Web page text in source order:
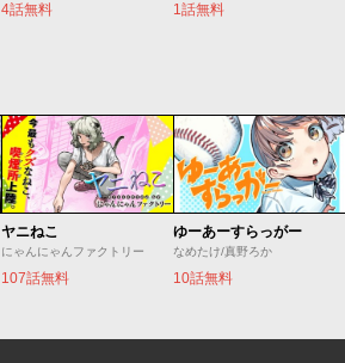
4話無料 1話無料
ヤニねこ
にゃんにゃんファクトリー
107話無料
ゆーあーすらっがー
なめたけ/真野ろか
10話無料